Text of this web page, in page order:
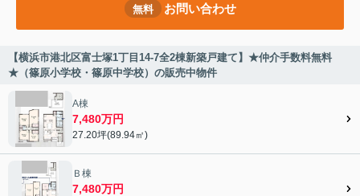
無料 お問い合わせ
【横浜市港北区富士塚1丁目14-7全2棟新築戸建て】★仲介手数料無料
★（篠原小学校・篠原中学校）の販売中物件
A棟
7,480万円
27.20坪(89.94㎡)
Ｂ棟
7,480万円